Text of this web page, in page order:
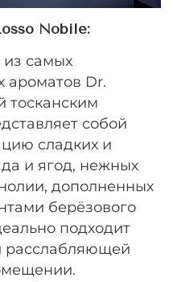
Nobile:
из самых
Dr.
тосканским
собой
сладких и
и ягод, нежных
дополненных
берёзового
подходит
расслабляющей